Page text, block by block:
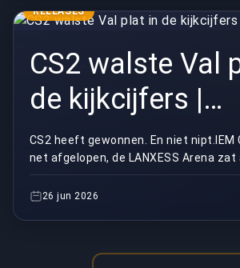
RELEASES
CS2 walste Val
de kijkcijfers |
BuyBoosting
CS2 heeft gewonnen. En niet nipt.IEM
net afgelopen, de LANXESS Arena zat
en de kijkcijfers sloegen in als een
26 jun 2026